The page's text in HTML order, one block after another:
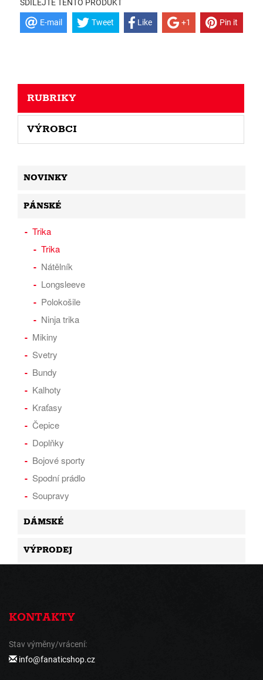
SDÍLEJTE TENTO PRODUKT
E-mail Tweet Like +1 Pin it
RUBRIKY
VÝROBCI
NOVINKY
PÁNSKÉ
Trika
Trika
Nátělník
Longsleeve
Polokošile
Ninja trika
Mikiny
Svetry
Bundy
Kalhoty
Kraťasy
Čepice
Doplňky
Bojové sporty
Spodní prádlo
Soupravy
DÁMSKÉ
VÝPRODEJ
KONTAKTY
Stav výměny/vrácení:
info@fanaticshop.cz